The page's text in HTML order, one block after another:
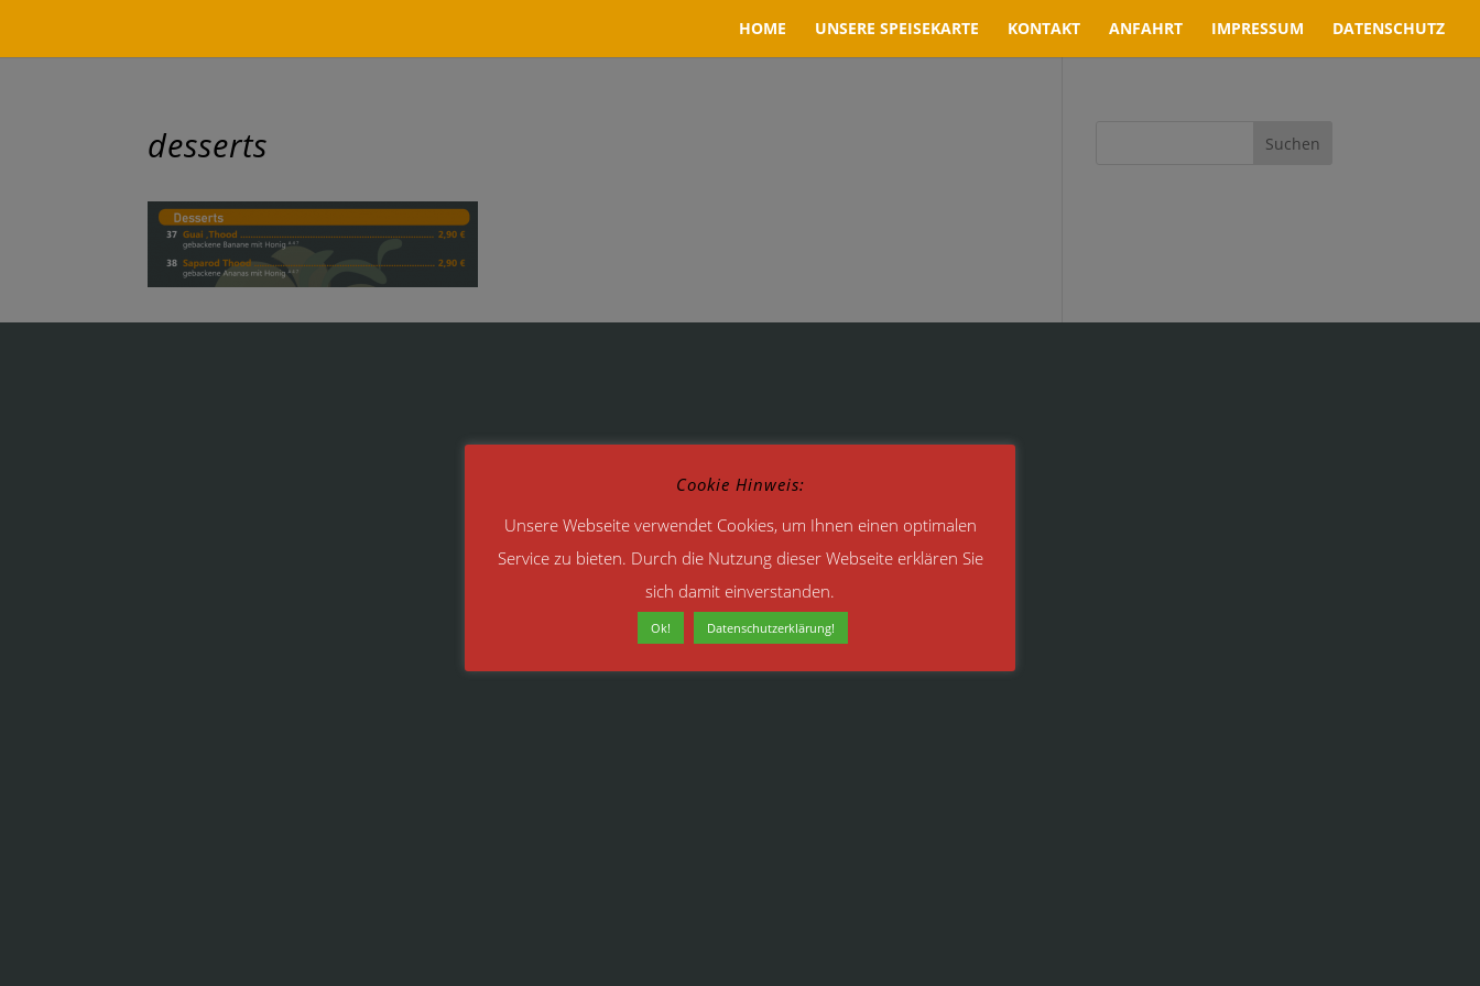
HOME UNSERE SPEISEKARTE KONTAKT ANFAHRT IMPRESSUM DATENSCHUTZ
desserts
Cookie Hinweis:
Unsere Webseite verwendet Cookies, um Ihnen einen optimalen
Service zu bieten. Durch die Nutzung dieser Webseite erklären Sie
sich damit einverstanden.
Ok! Datenschutzerklärung!